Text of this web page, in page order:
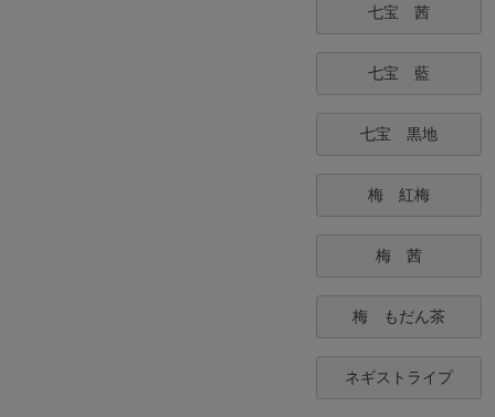
七宝 茜
七宝 藍
七宝 黒地
梅 紅梅
梅 茜
梅 もだん茶
ネギストライプ